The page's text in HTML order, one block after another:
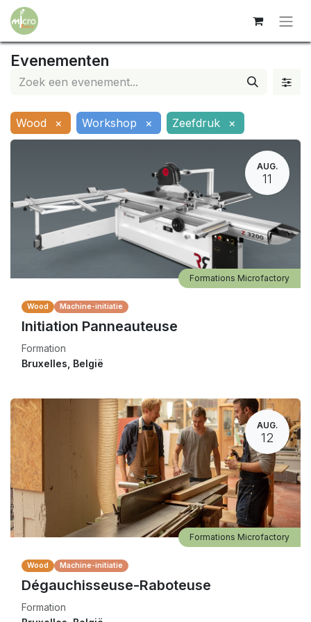
Evenementen
Wood × Workshop × Zeefdruk ×
AUG.
11
Wood Machine-initiatie
Initiation Panneauteuse
Formation
Formations Microfactory
Bruxelles België
AUG.
12
Wood Machine-initiatie
Dégauchisseuse-Raboteuse
Formation
Formations Microfactory